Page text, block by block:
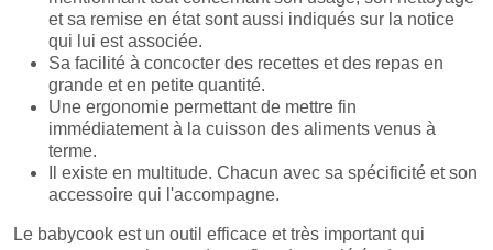
et sa remise en état sont aussi indiqués sur la notice
qui lui est associée.
Sa facilité à concocter des recettes et des repas en
grande et en petite quantité.
Une ergonomie permettant de mettre fin
immédiatement à la cuisson des aliments venus à
terme.
Il existe en multitude. Chacun avec sa spécificité et son
accessoire qui l'accompagne.
Le babycook est un outil efficace et très important qui